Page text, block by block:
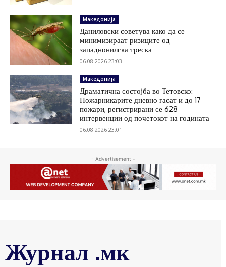
Македонија
Даниловски советува како да се
минимизираат ризиците од
западнонилска треска
06.08.2026 23:03
Македонија
Драматична состојба во Тетовско:
Пожарникарите дневно гасат и до 17
пожари, регистрирани се 628
интервенции од почетокот на годината
06.08.2026 23:01
- Advertisement -
Журнал .мк